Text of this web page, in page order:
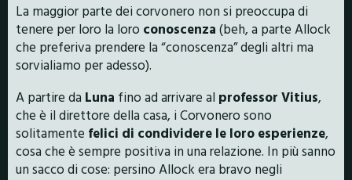
La maggior parte dei corvonero non si preoccupa di
tenere per loro la loro conoscenza (beh, a parte Allock
che preferiva prendere la “conoscenza” degli altri ma
sorvialiamo per adesso).
A partire da Luna fino ad arrivare al professor Vitius,
che è il direttore della casa, i Corvonero sono
solitamente felici di condividere le loro esperienze,
cosa che è sempre positiva in una relazione. In più sanno
un sacco di cose: persino Allock era bravo negli